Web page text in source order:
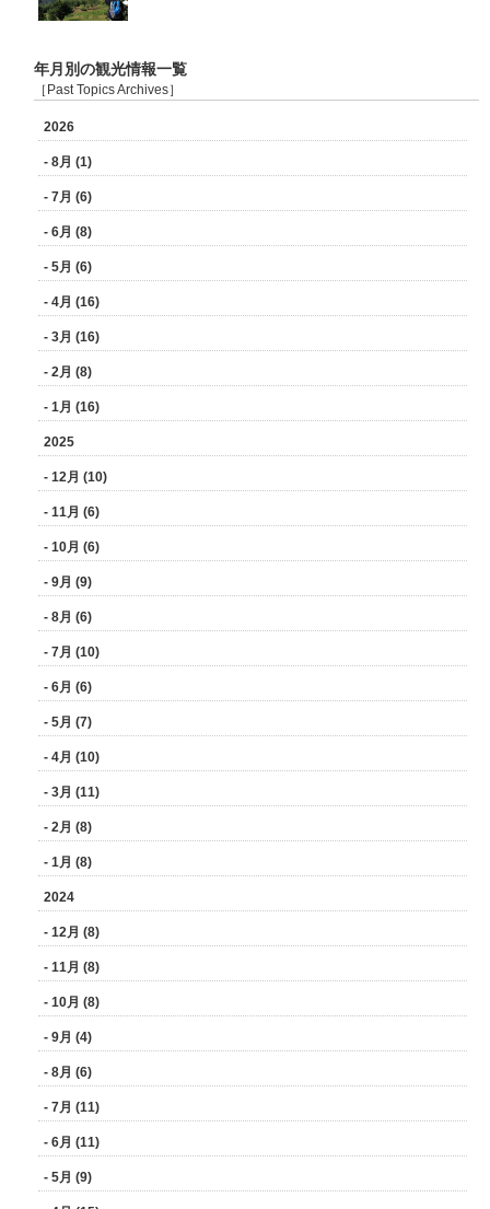
年月別の観光情報一覧
［Past Topics Archives］
2026
- 8月 (1)
- 7月 (6)
- 6月 (8)
- 5月 (6)
- 4月 (16)
- 3月 (16)
- 2月 (8)
- 1月 (16)
2025
- 12月 (10)
- 11月 (6)
- 10月 (6)
- 9月 (9)
- 8月 (6)
- 7月 (10)
- 6月 (6)
- 5月 (7)
- 4月 (10)
- 3月 (11)
- 2月 (8)
- 1月 (8)
2024
- 12月 (8)
- 11月 (8)
- 10月 (8)
- 9月 (4)
- 8月 (6)
- 7月 (11)
- 6月 (11)
- 5月 (9)